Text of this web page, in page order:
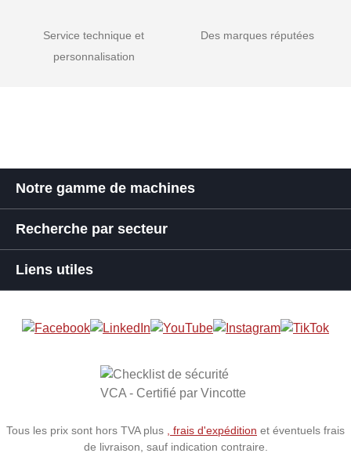
Service technique et
personnalisation
Des marques réputées
Notre gamme de machines
Recherche par secteur
Liens utiles
Tous les prix sont hors TVA plus , frais d'expédition et éventuels frais
de livraison, sauf indication contraire.